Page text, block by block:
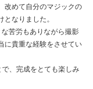
改めて自分のマジックの
なりました。
苦労もありながら撮影
に貴重な経験をさせてい
、完成をとても楽しみ